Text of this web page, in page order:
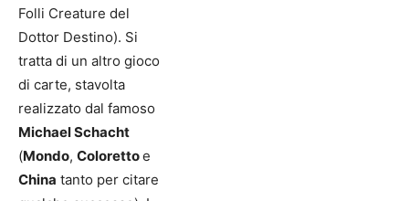
Folli Creature del
Dottor Destino). Si
tratta di un altro gioco
di carte, stavolta
realizzato dal famoso
Michael Schacht
(Mondo, Colorettoe
China tanto per citare